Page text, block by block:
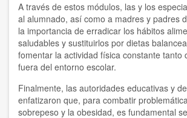
A través de estos módulos, las y los
al alumnado, así como a madres y padres
la importancia de erradicar los hábitos
saludables y sustituirlos por dietas
fomentar la actividad física constante tanto
fuera del entorno escolar.
Finalmente, las autoridades educativas y
enfatizaron que, para combatir
sobrepeso y la obesidad, es fundamental